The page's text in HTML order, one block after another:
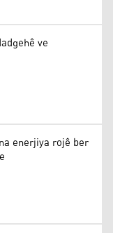
ve
enerjiya rojê ber